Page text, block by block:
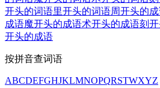
开头的词语里开头的词语周开头的
成语魔开头的成语术开头的成语刻
开头的成语
按拼音查词语
ABCDEFGHJKLMNOPQRSTWXYZ